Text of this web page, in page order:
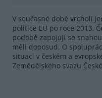
V současné době vrcholí
politice EU po roce 2013.
podobě zapojují se
měli doposud. O
situaci v českém a
Zemědělského svazu